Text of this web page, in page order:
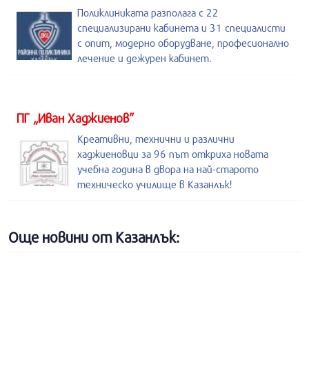
Поликлиниката разполага с 22
специализирани кабинета и 31 специалисти
с опит, модерно оборудване, професионално
лечение и дежурен кабинет.
ПГ „Иван Хаджиенов”
Креативни, технични и различни
хаджиеновци за 96 път откриха новата
учебна година в двора на най-старото
техническо училище в Казанлък!
Още новини от Казанлък: